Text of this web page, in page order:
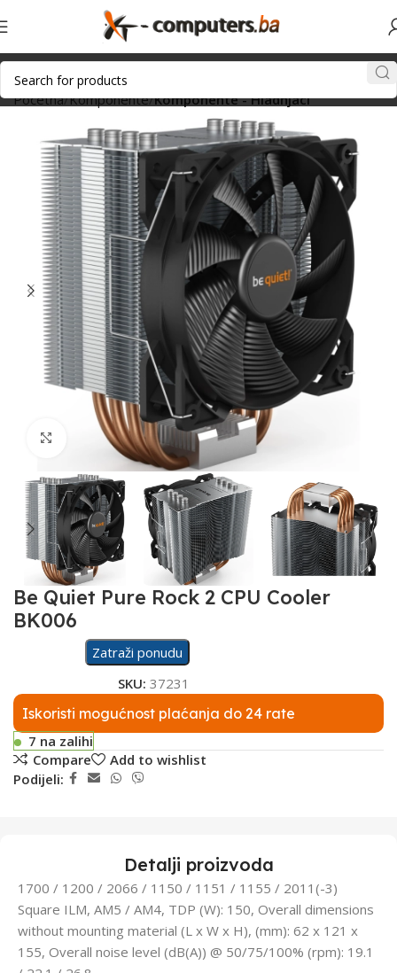
Početna Komponente Komponente - Hladnjaci
Click to enlarge
Be Quiet Pure Rock 2 CPU Cooler
BK006
Zatraži ponudu
SKU: 37231
Iskoristi mogućnost plaćanja do 24 rate
7 na zalihi
Compare
Add to wishlist
Podijeli:
Detalji proizvoda
1700 / 1200 / 2066 / 1150 / 1151 / 1155 / 2011(-3)
Square ILM, AM5 / AM4, TDP (W): 150, Overall dimensions
without mounting material (L x W x H), (mm): 62 x 121 x
155, Overall noise level (dB(A)) @ 50/75/100% (rpm): 19.1